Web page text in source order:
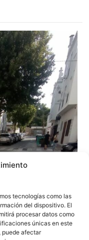
tecnologías como las
del dispositivo. El
procesar datos como
únicas en este
puede afectar